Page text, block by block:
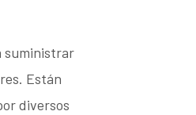
suministrar
Están
diversos